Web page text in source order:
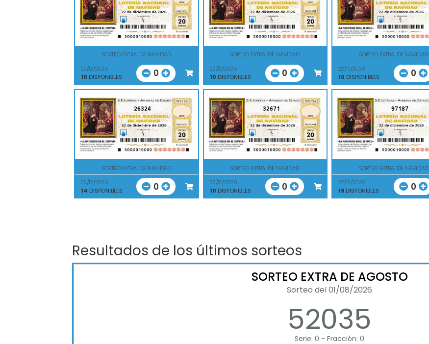
SORTEO EXTRA. DE NAVIDAD
22/12/2026
10 DISPONIBLES 0
SORTEO EXTRA. DE NAVIDAD
22/12/2026
10 DISPONIBLES 0
SORTEO EXTRA. DE NAVIDAD
22/12/2026
10 DISPONIBLES 0
26324
SORTEO EXTRA. DE NAVIDAD
22/12/2026
14 DISPONIBLES 0
32671
SORTEO EXTRA. DE NAVIDAD
22/12/2026
10 DISPONIBLES 0
97187
SORTEO EXTRA. DE NAVIDAD
22/12/2026
19 DISPONIBLES 0
Resultados de los últimos sorteos
SORTEO EXTRA DE AGOSTO
Sorteo del 01/08/2026
52035
Serie: 0 - Fracción: 0